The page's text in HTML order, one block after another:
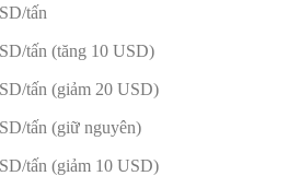
tấn
tấn (tăng 10 USD)
tấn (giảm 20 USD)
tấn (giữ nguyên)
tấn (giảm 10 USD)